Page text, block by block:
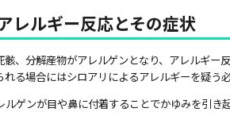
レルギー反応とその症状
、分解産物がアレルゲンとなり、アレルギ
る場合にはシロアリによるアレルギーを疑う必
ルゲンが目や鼻に付着することでかゆみを引